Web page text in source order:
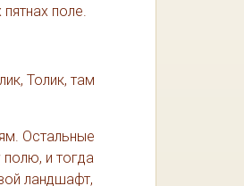
поле.
Толик, там
Остальные
и тогда
ландшафт,